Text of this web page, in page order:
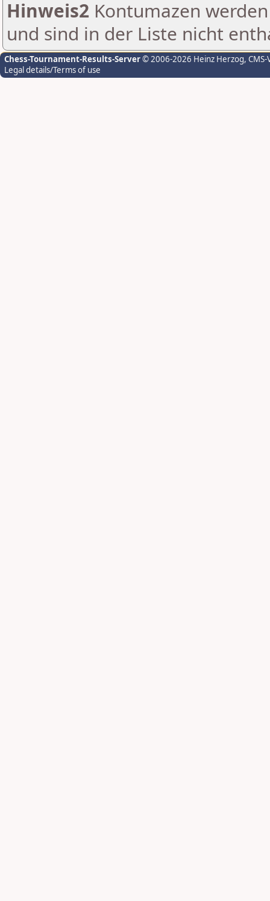
Hinweis2 Kontumazen
und sind in der Liste nicht
Chess-Tournament-Results-Server© 2006-2026 Heinz Herzog,
Legal details/Terms of use